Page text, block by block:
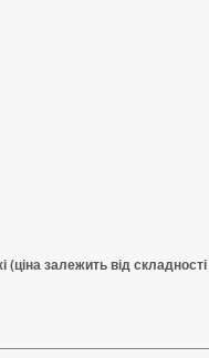
залежить від складності